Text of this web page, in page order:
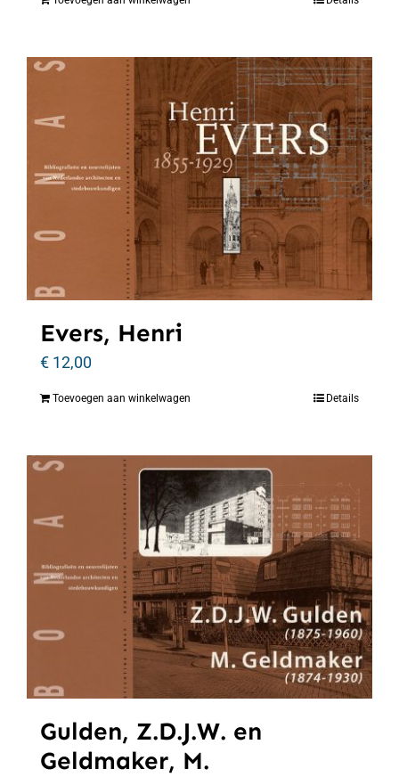
Evers, Henri
€ 12,00
Toevoegen aan winkelwagen Details
Gulden, Z.D.J.W. en
Geldmaker, M.